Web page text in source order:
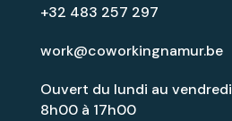
+32 483 257 297
work@coworkingnamur.be
Ouvert du lundi au vendredi
8h00 à 17h00